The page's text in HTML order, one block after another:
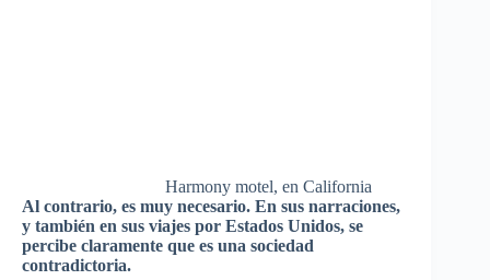
Harmony motel, en California
Al contrario, es muy necesario. En sus narraciones,
y también en sus viajes por Estados Unidos, se
percibe claramente que es una sociedad
contradictoria.